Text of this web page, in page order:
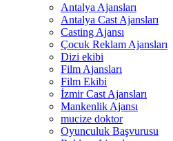
Antalya Ajansları
Antalya Cast Ajansları
Casting Ajansı
Çocuk Reklam Ajansları
Dizi ekibi
Film Ajansları
Film Ekibi
İzmir Cast Ajansları
Mankenlik Ajansı
mucize doktor
Oyunculuk Başvurusu